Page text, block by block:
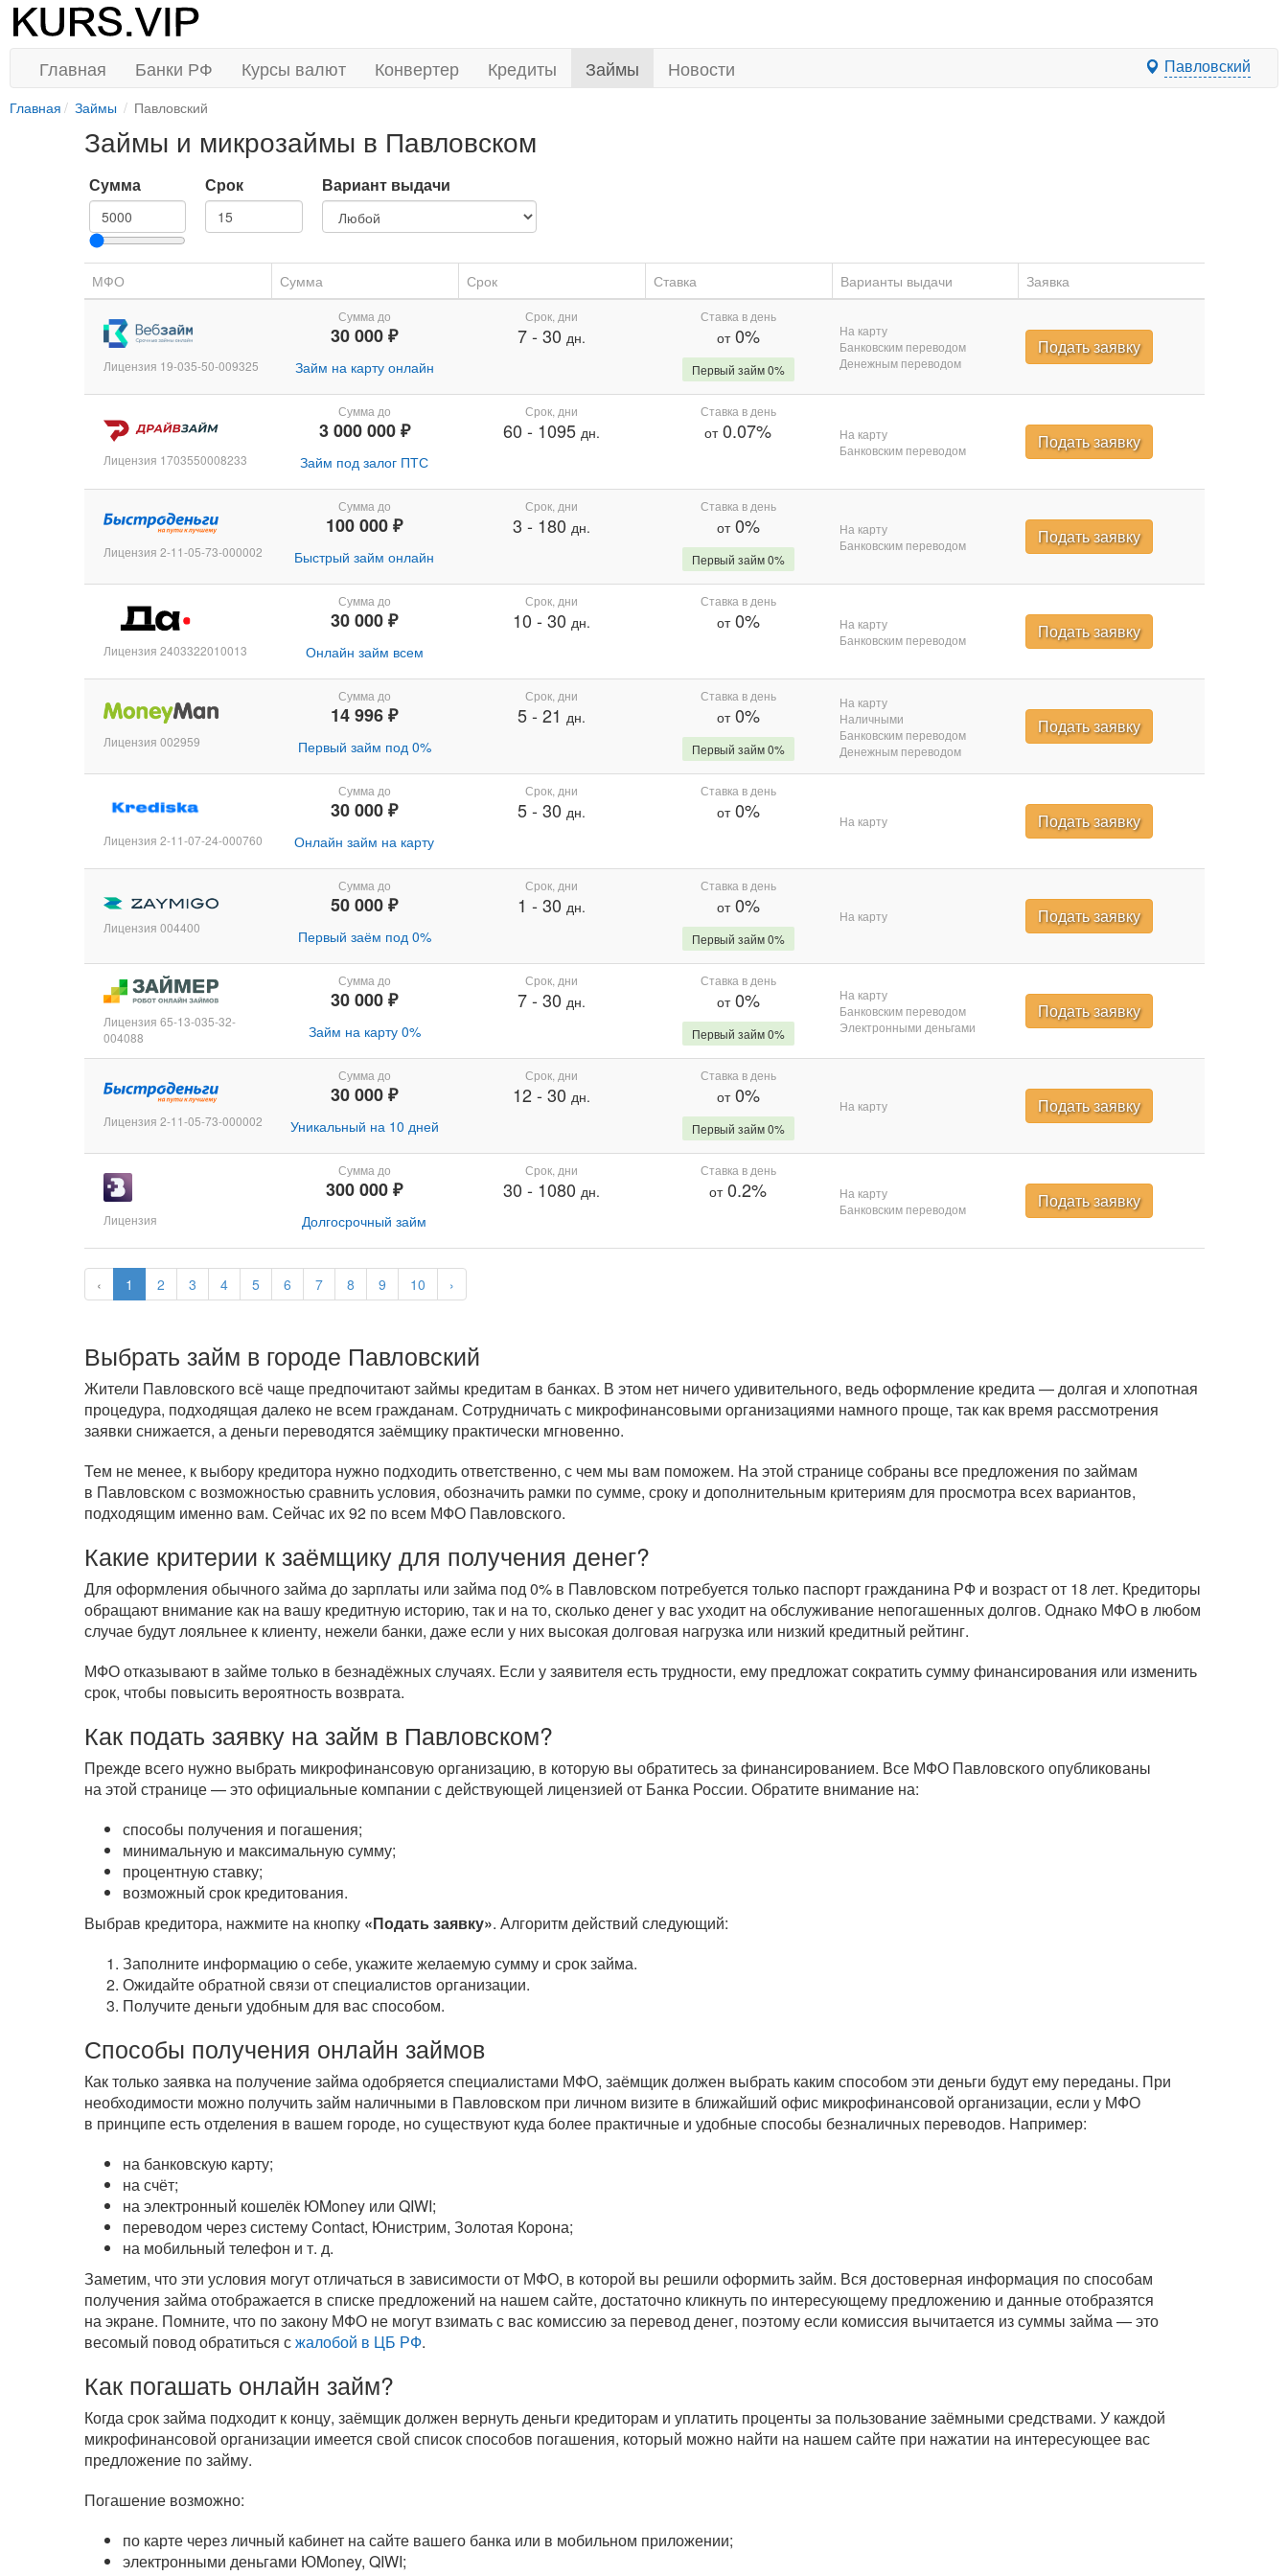
Главная Банки РФ Курсы валют Конвертер Кредиты Займы Новости Павловский
Главная Займы Павловский
Займы и микрозаймы в Павловском
Сумма Срок Вариант выдачи
МФО Сумма Срок Ставка Варианты выдачи Заявка
‹ 1 2 3 4 5 6 7 8 9 10 ›
Лицензия 19-035-50-009325
Сумма до
30 000 ₽
Займ на карту онлайн
Срок, дни
7- 30 дн.
Ставка в день
от0%
Первый займ 0%
На карту
Банковским переводом
Денежным переводом
Подать заявку
Лицензия 1703550008233
Сумма до
3 000 000 ₽
Займ под залог ПТС
Срок, дни
60 - 1095 дн.
Ставка в день
от0.07%
На карту
Банковским переводом
Подать заявку
Лицензия 2-11-05-73-000002
Сумма до
100 000 ₽
Быстрый займ онлайн
Срок, дни
3 - 180 дн.
Ставка в день
от0%
Первый займ 0%
На карту
Банковским переводом
Подать заявку
Лицензия 2403322010013
Сумма до
30 000 ₽
Онлайн займ всем
Срок, дни
10 - 30 дн.
Ставка в день
от0%
На карту
Банковским переводом
Подать заявку
Лицензия 002959
Сумма до
14 996 ₽
Первый займ под 0%
Срок, дни
5- 21 дн.
Ставка в день
от0%
Первый займ 0%
На карту
Наличными
Банковским переводом
Денежным переводом
Подать заявку
Лицензия 2-11-07-24-000760
Сумма до
30 000 ₽
Онлайн займ на карту
Срок, дни
5- 30 дн.
Ставка в день
от0% На карту Подать заявку
Лицензия 004400
Сумма до
50 000 ₽
Первый заём под 0%
Срок, дни
1 - 30 дн.
Ставка в день
от0%
Первый займ 0%
На карту Подать заявку
Лицензия 65-13-035-32-
004088
Сумма до
30 000 ₽
Займ на карту 0%
Срок, дни
7- 30 дн.
Ставка в день
от0%
Первый займ 0%
На карту
Банковским переводом
Электронными деньгами
Подать заявку
Лицензия 2-11-05-73-000002
Сумма до
30 000 ₽
Уникальный на 10 дней
Срок, дни
12- 30 дн.
Ставка в день
от0%
Первый займ 0%
На карту Подать заявку
Лицензия
Сумма до
300 000 ₽
Долгосрочный займ
Срок, дни
30 - 1080 дн.
Ставка в день
от0.2%
На карту
Банковским переводом
Подать заявку
Выбрать займ в городе Павловский
Жители Павловского всё чаще предпочитают займы кредитам в банках. В этом нет ничего удивительного, ведь оформление кредита — долгая и хлопотная
процедура, подходящая далеко не всем гражданам. Сотрудничать с микрофинансовыми организациями намного проще, так как время рассмотрения
заявки снижается, а деньги переводятся заёмщику практически мгновенно.
Тем не менее, к выбору кредитора нужно подходить ответственно, с чем мы вам поможем. На этой странице собраны все предложения по займам
в Павловском с возможностью сравнить условия, обозначить рамки по сумме, сроку и дополнительным критериям для просмотра всех вариантов,
подходящим именно вам. Сейчас их 92 по всем МФО Павловского.
Какие критерии к заёмщику для получения денег?
Для оформления обычного займа до зарплаты или займа под 0% в Павловском потребуется только паспорт гражданина РФ и возраст от 18 лет. Кредиторы
обращают внимание как на вашу кредитную историю, так и на то, сколько денег у вас уходит на обслуживание непогашенных долгов. Однако МФО в любом
случае будут лояльнее к клиенту, нежели банки, даже если у них высокая долговая нагрузка или низкий кредитный рейтинг.
МФО отказывают в займе только в безнадёжных случаях. Если у заявителя есть трудности, ему предложат сократить сумму финансирования или изменить
срок, чтобы повысить вероятность возврата.
Как подать заявку на займ в Павловском?
Прежде всего нужно выбрать микрофинансовую организацию, в которую вы обратитесь за финансированием. Все МФО Павловского опубликованы
на этой странице — это официальные компании с действующей лицензией от Банка России. Обратите внимание на:
способы получения и погашения;
минимальную и максимальную сумму;
процентную ставку;
возможный срок кредитования.
Выбрав кредитора, нажмите на кнопку «Подать заявку». Алгоритм действий следующий:
Заполните информацию о себе, укажите желаемую сумму и срок займа.
Ожидайте обратной связи от специалистов организации.
Получите деньги удобным для вас способом.
Способы получения онлайн займов
Как только заявка на получение займа одобряется специалистами МФО, заёмщик должен выбрать каким способом эти деньги будут ему переданы. При
необходимости можно получить займ наличными в Павловском при личном визите в ближайший офис микрофинансовой организации, если у МФО
в принципе есть отделения в вашем городе, но существуют куда более практичные и удобные способы безналичных переводов. Например:
на банковскую карту;
на счёт;
на электронный кошелёк ЮMoney или QIWI;
переводом через систему Contact, Юнистрим, Золотая Корона;
на мобильный телефон и т. д.
Заметим, что эти условия могут отличаться в зависимости от МФО, в которой вы решили оформить займ. Вся достоверная информация по способам
получения займа отображается в списке предложений на нашем сайте, достаточно кликнуть по интересующему предложению и данные отобразятся
на экране. Помните, что по закону МФО не могут взимать с вас комиссию за перевод денег, поэтому если комиссия вычитается из суммы займа — это
весомый повод обратиться сжалобой в ЦБ РФ.
Как погашать онлайн займ?
Когда срок займа подходит к концу, заёмщик должен вернуть деньги кредиторам и уплатить проценты за пользование заёмными средствами. У каждой
микрофинансовой организации имеется свой список способов погашения, который можно найти на нашем сайте при нажатии на интересующее вас
предложение по займу.
Погашение возможно:
по карте через личный кабинет на сайте вашего банка или в мобильном приложении;
электронными деньгами ЮMoney, QIWI;